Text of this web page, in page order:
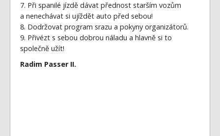
7. Při spanilé jízdě dávat přednost starším vozům
a nenechávat si ujíždět auto před sebou!
8. Dodržovat program srazu a pokyny organizátorů.
9. Přivézt s sebou dobrou náladu a hlavně si to
společně užít!
Radim Passer II.